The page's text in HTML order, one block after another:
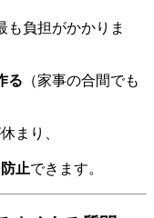
も負担がかかりま
る （家事の合間でも
まり、
止できます。